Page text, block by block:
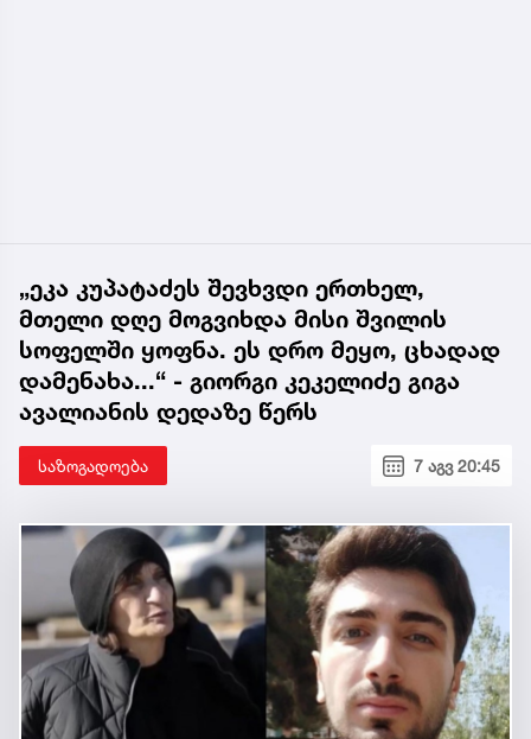
„ეკა კუპატაძეს შევხვდი ერთხელ,
მთელი დღე მოგვიხდა მისი შვილის
სოფელში ყოფნა. ეს დრო მეყო, ცხადად
დამენახა...“ - გიორგი კეკელიძე გიგა
ავალიანის დედაზე წერს
საზოგადოება 7 აგვ 20:45